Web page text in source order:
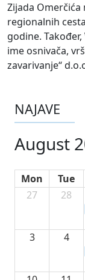
Zijada Omerčića
regionalnih
godine.
ime osnivača,
zavarivanje“
NAJAVE
August
Mon Tue
27
28
3 4